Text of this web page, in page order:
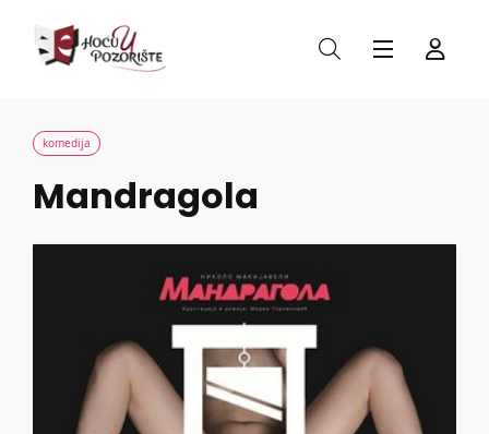
komedija
Mandragola